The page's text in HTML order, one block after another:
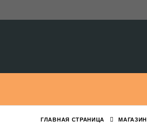
ГЛАВНАЯ СТРАНИЦА МАГАЗИН